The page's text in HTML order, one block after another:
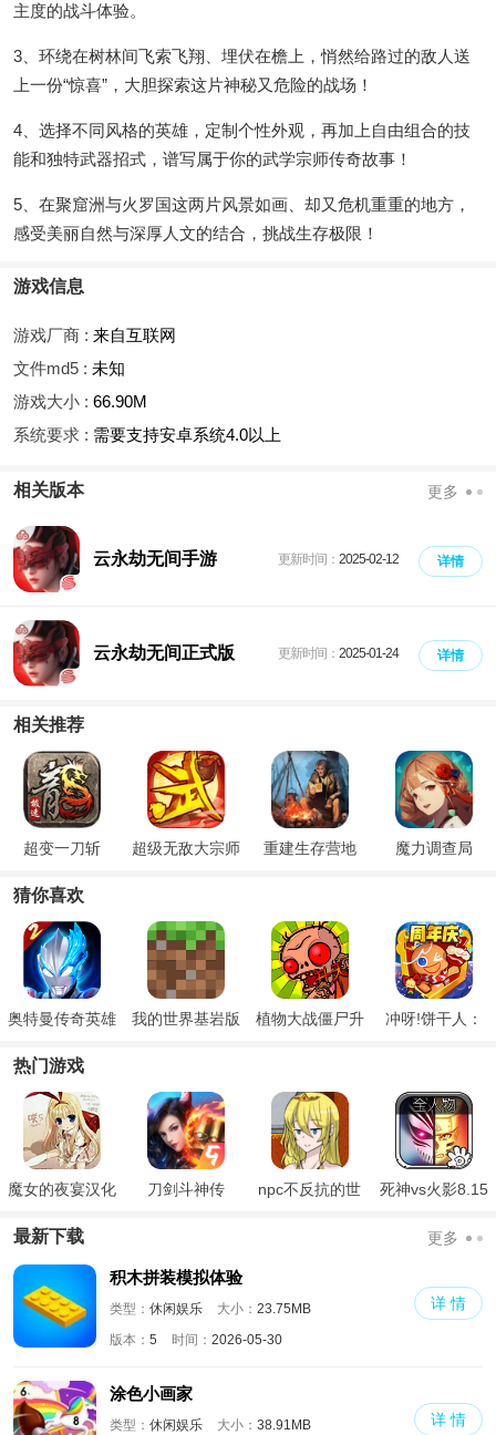
主度的战斗体验。
3、环绕在树林间飞索飞翔、埋伏在檐上，悄然给路过的敌人送
上一份“惊喜”，大胆探索这片神秘又危险的战场！
4、选择不同风格的英雄，定制个性外观，再加上自由组合的技
能和独特武器招式，谱写属于你的武学宗师传奇故事！
5、在聚窟洲与火罗国这两片风景如画、却又危机重重的地方，
感受美丽自然与深厚人文的结合，挑战生存极限！
游戏信息
游戏厂商 : 来自互联网
文件md5 : 未知
游戏大小 : 66.90M
系统要求 : 需要支持安卓系统4.0以上
相关版本 更多
云永劫无间手游 更新时间： 2025-02-12 详情
云永劫无间正式版 更新时间： 2025-01-24 详情
相关推荐
超变一刀斩 超级无敌大宗师 重建生存营地 魔力调查局
猜你喜欢
奥特曼传奇英雄
2
我的世界基岩版
植物大战僵尸升
冲呀!饼干人：
热门游戏
魔女的夜宴汉化
刀剑斗神传
npc不反抗的世
死神vs火影8.15
最新下载 更多
积木拼装模拟体验
类型： 休闲娱乐 大小： 23.75MB
版本： 5 时间： 2026-05-30
详 情
涂色小画家
类型： 休闲娱乐 大小： 38.91MB
详 情